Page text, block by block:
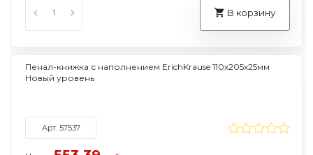
В корзину
Пенал-книжка с наполнением ErichKrause 110x205x25мм
Новый уровень
Арт. 57537